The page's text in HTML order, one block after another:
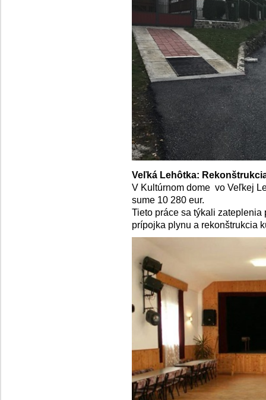
Veľká Lehôtka:
V Kultúrnom dome vo Veľkej
sume 10 280 eur.
Tieto práce sa týkali
prípojka plynu a rekonštrukcia